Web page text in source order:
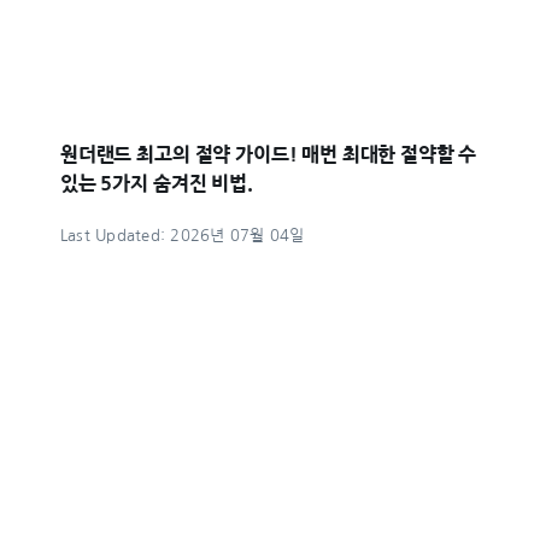
원더랜드 최고의 절약 가이드! 매번 최대한 절약할 수
있는 5가지 숨겨진 비법.
Last Updated: 2026년 07월 04일